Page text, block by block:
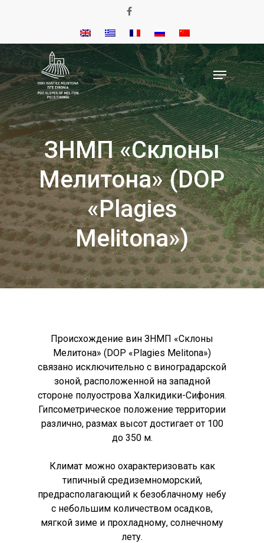
ЗНМП «Склоны
Мелитона» (DOP
«Plagies
Melitona»)
Происхождение вин ЗНМП «Склоны
Мелитона» (DOP «Plagies Melitona»)
связано исключительно с виноградарской
зоной, расположенной на западной
стороне полуострова Халкидики-Сифония.
Гипсометрическое положение территории
различно, размах высот достигает от 100
до 350 м.
Климат можно охарактеризовать как
типичный средиземноморский,
предрасполагающий к безоблачному небу
с небольшим количеством осадков,
мягкой зиме и прохладному, солнечному
лету.